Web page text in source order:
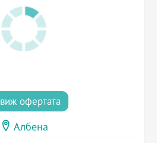
виж офертата
Албена